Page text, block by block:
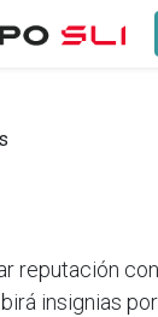
reputación
insignias por